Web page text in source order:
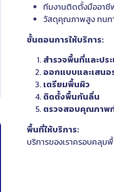
ทีมงานติดตั้งมืออาชี
วัสดุคุณภาพสูง ทนท
ขั้นตอนการให้บริการ:
สำรวจพื้นที่และปร
ออกแบบและเสนอ
เตรียมพื้นผิว
ติดตั้งพื้นกันลื่น
ตรวจสอบคุณภาพ
พื้นที่ให้บริการ:
บริการของเราครอบคลุม